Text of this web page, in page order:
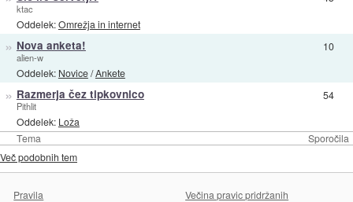
Tema Sporočila
ktac
Oddelek:Omrežja in internet
» Nova anketa!
alien-w
Oddelek: Novice/Ankete
10
» Razmerja čez tipkovnico
Pithlit
Oddelek: Loža
54
Več podobnih tem
Pravila Večina pravic pridržanih